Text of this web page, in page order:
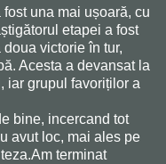
una mai ușoară, cu
etapei a fost
victorie în tur,
Acesta a devansat la
iar grupul favoriților a
bine, incercand tot
avut loc, mai ales pe
terminat